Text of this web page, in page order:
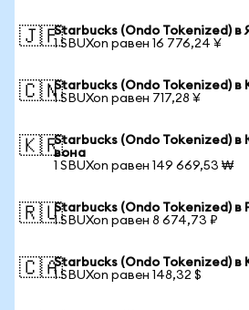
🇯🇵Starbucks (Ondo Tokenized) в
1 SBUXon равен 16 776,24 ¥
🇨🇳Starbucks (Ondo Tokenized) в
1 SBUXon равен 717,28 ¥
🇰🇷Starbucks (Ondo Tokenized)
вона
1 SBUXon равен 149 669,53 ₩
🇷🇺Starbucks (Ondo Tokenized) в
1 SBUXon равен 8 674,73 ₽
🇨🇦Starbucks (Ondo Tokenized) в
1 SBUXon равен 148,32 $